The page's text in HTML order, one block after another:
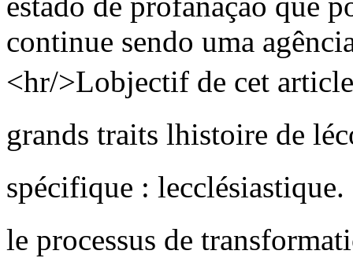
continue sendo uma
<hr/>Lobjectif de cet
grands traits lhistoire de
spécifique :
le processus de